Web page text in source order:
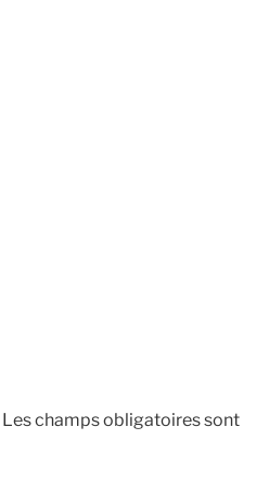
Les champs obligatoires sont